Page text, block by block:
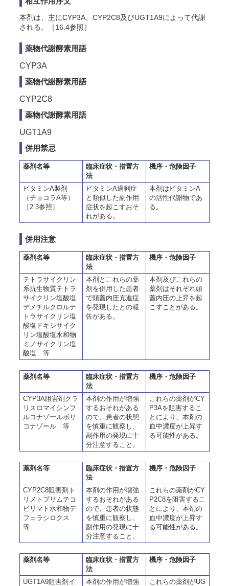
本剤は、主にCYP3A、CYP2C8及びUGT1A9によって代謝
される。［16.4参照］
薬物代謝酵素用語
CYP3A
薬物代謝酵素用語
CYP2C8
薬物代謝酵素用語
UGT1A9
併用禁忌
薬剤名等
臨床症状・措置方
法
機序・危険因子
ビタミンA製剤
（チョコラA等）
［2.3参照］
ビタミンA過剰症
と類似した副作用
症状を起こすおそ
れがある。
本剤はビタミンA
の活性代謝物であ
る。
併用注意
薬剤名等
臨床症状・措置方
法
機序・危険因子
テトラサイクリン
系抗生物質テトラ
サイクリン塩酸塩
デメチルクロルテ
トラサイクリン塩
酸塩ドキシサイク
リン塩酸塩水和物
ミノサイクリン塩
酸塩 等
本剤とこれらの薬
剤を併用した患者
で頭蓋内圧亢進症
を発現したとの報
告がある。
本剤及びこれらの
薬剤はそれぞれ頭
蓋内圧の上昇を起
こすことがある。
薬剤名等
臨床症状・措置方
法
機序・危険因子
CYP3A阻害剤クラ
リスロマイシンフ
ルコナゾールボリ
コナゾール 等
本剤の作用が増強
するおそれがある
ので、患者の状態
を慎重に観察し、
副作用の発現に十
分注意すること。
これらの薬剤がCY
P3Aを阻害するこ
とにより、本剤の
血中濃度が上昇す
る可能性がある。
薬剤名等
臨床症状・措置方
法
機序・危険因子
CYP2C8阻害剤ト
リメトプリムテコ
ビリマト水和物デ
フェラシロクス
等
本剤の作用が増強
するおそれがある
ので、患者の状態
を慎重に観察し、
副作用の発現に十
分注意すること。
これらの薬剤がCY
P2C8を阻害するこ
とにより、本剤の
血中濃度が上昇す
る可能性がある。
薬剤名等
臨床症状・措置方
法
機序・危険因子
UGT1A9阻害剤イ
本剤の作用が増強
これらの薬剤がUG